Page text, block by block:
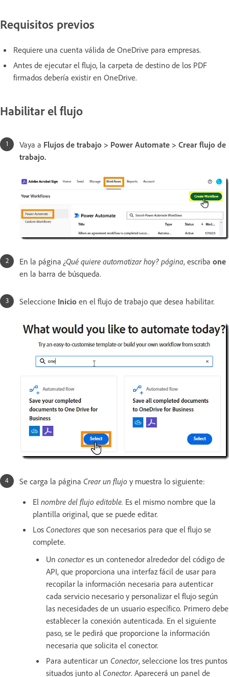
Requisitos previos
Requiere una cuenta válida de OneDrive para empresas.
Antes de ejecutar el flujo, la carpeta de destino de los PDF
firmados debería existir en OneDrive.
Habilitar el flujo
Vaya a Flujos de trabajo > Power Automate > Crear flujo de
trabajo.
En la página¿Qué quiere automatizar hoy? página, escriba one
en la barra de búsqueda.
Seleccione Inicio en el flujo de trabajo que desea habilitar.
Se carga la página Crear un flujo y muestra lo siguiente:
El nombre del flujo editable. Es el mismo nombre que la
plantilla original, que se puede editar.
Los Conectores que son necesarios para que el flujo se
complete.
Un conectores un contenedor alrededor del código de
API, que proporciona una interfaz fácil de usar para
recopilar la información necesaria para autenticar
cada servicio necesario y personalizar el flujo según
las necesidades de un usuario específico. Primero debe
establecer la conexión autenticada. En el siguiente
paso, se le pedirá que proporcione la información
necesaria que solicita el conector.
Para autenticar un Conector, seleccione los tres puntos
situados junto al Conector. Aparecerá un panel de